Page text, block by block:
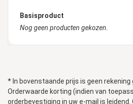
Basisproduct
Nog geen producten gekozen.
* In bovenstaande prijs is geen
Orderwaarde korting (indien van
orderbevestiging in uw e-mail is